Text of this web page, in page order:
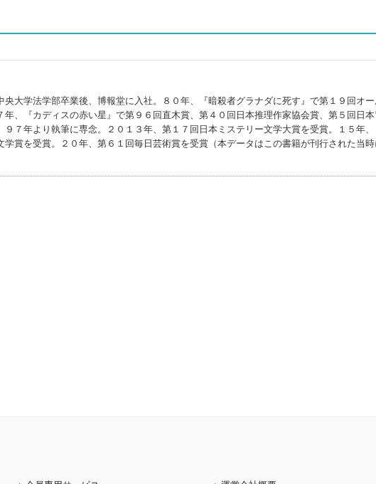
)
央大学法学部卒業後、博報堂に入社。８０年、『暗殺者グラナダに死す』で第１９回オ
年、『カディスの赤い星』で第９６回直木賞、第４０回日本推理作家協会賞、第５回日
９７年より執筆に専念。２０１３年、第１７回日本ミステリー文学大賞を受賞。１５年
学賞を受賞。２０年、第６１回毎日芸術賞を受賞（本データはこの書籍が刊行された当